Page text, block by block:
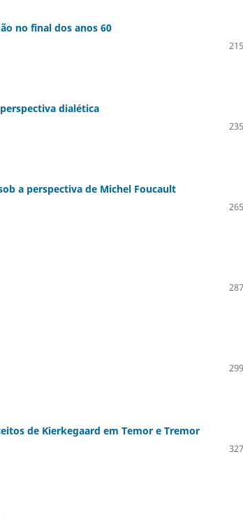
no final dos anos 60
dialética
a perspectiva de Michel Foucault
de Kierkegaard em Temor e Tremor